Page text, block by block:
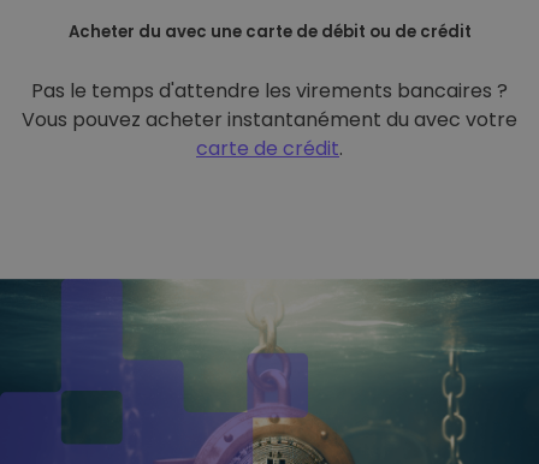
Acheter du avec une carte de débit ou de crédit
Pas le temps d'attendre les virements bancaires ?
Vous pouvez acheter instantanément du avec votre
carte de crédit.